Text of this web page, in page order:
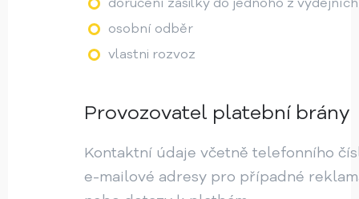
doručení zásilky do jednoho z
osobní odběr
vlastni rozvoz
Provozovatel platební brány
Kontaktní údaje včetně telefonního
e-mailové adresy pro případné